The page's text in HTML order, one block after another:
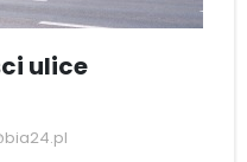
ulice